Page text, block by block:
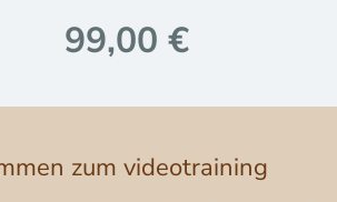
99,00 €
zum videotraining